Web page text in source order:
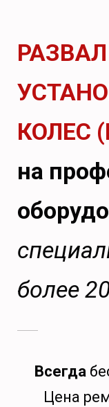
КОЛЕС
на
более
Всегда
Цена